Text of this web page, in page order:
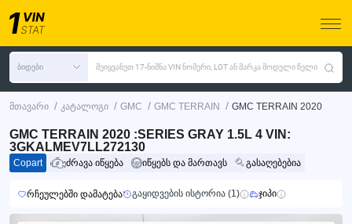
ბიდები შეიყვანეთ 17-ნიშნა VIN ნომერი, LOT ან მარკა მოდელი წელი
მთავარი / კატალოგი / GMC / GMC TERRAIN / GMC TERRAIN 2020
GMC TERRAIN 2020 :SERIES GRAY 1.5L 4 VIN:
3GKALMEV7LL272130
Copart ძრავა იწყება იწყებს და მართავს გასაღებებია
რჩეულებში დამატება გაყიდვების ისტორია (1) ჯიპი